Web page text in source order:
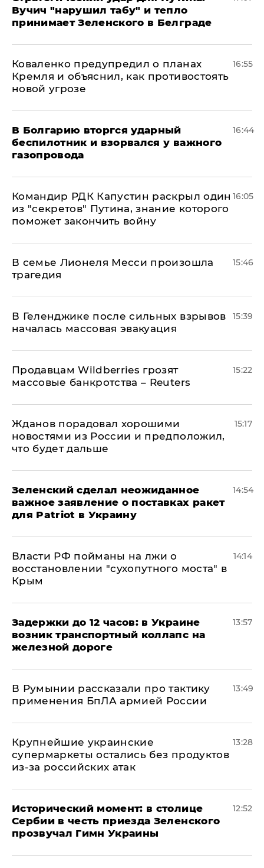
Вучич "нарушил табу" и тепло
принимает Зеленского в Белграде
Коваленко предупредил о планах
Кремля и объяснил, как противостоять
новой угрозе
16:55
В Болгарию вторгся ударный
беспилотник и взорвался у важного
газопровода
16:44
Командир РДК Капустин раскрыл один
из "секретов" Путина, знание которого
поможет закончить войну
16:05
В семье Лионеля Месси произошла
трагедия
15:46
В Геленджике после сильных взрывов
началась массовая эвакуация
15:39
Продавцам Wildberries грозят
массовые банкротства – Reuters
15:22
Жданов порадовал хорошими
новостями из России и предположил,
что будет дальше
15:17
Зеленский сделал неожиданное
важное заявление о поставках ракет
для Patriot в Украину
14:54
Власти РФ пойманы на лжи о
восстановлении "сухопутного моста" в
Крым
14:14
Задержки до 12 часов: в Украине
возник транспортный коллапс на
железной дороге
13:57
В Румынии рассказали про тактику
применения БпЛА армией России
13:49
Крупнейшие украинские
супермаркеты остались без продуктов
из-за российских атак
13:28
Исторический момент: в столице
Сербии в честь приезда Зеленского
прозвучал Гимн Украины
12:52